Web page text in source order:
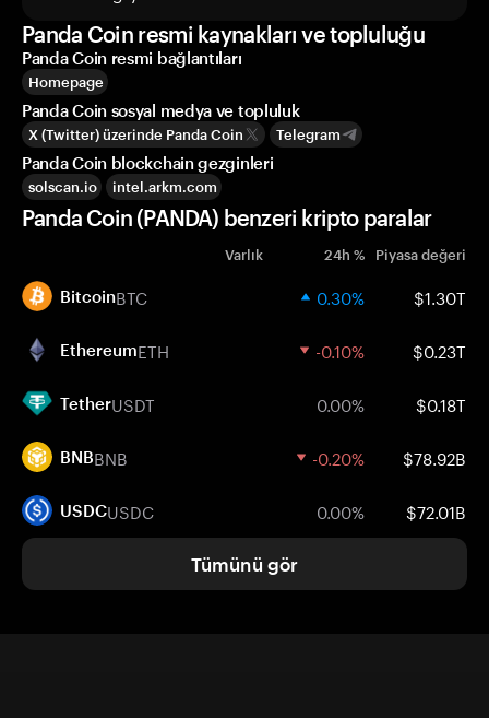
Panda Coin resmi kaynakları ve topluluğu
Panda Coin resmi bağlantıları
Homepage
Panda Coin sosyal medya ve topluluk
X (Twitter) üzerinde Panda Coin Telegram
Panda Coin blockchain gezginleri
solscan.io intel.arkm.com
Panda Coin (PANDA) benzeri kripto paralar
Varlık 24h % Piyasa değeri
BitcoinBTC 0.30% $1.30T
EthereumETH -0.10% $0.23T
TetherUSDT 0.00% $0.18T
BNBBNB -0.20% $78.92B
USDCUSDC 0.00% $72.01B
Tümünü gör